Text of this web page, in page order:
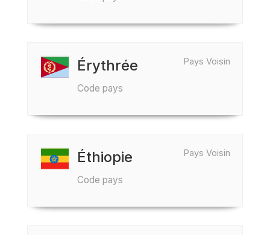
Pays Voisin
Érythrée
Code pays
Pays Voisin
Éthiopie
Code pays